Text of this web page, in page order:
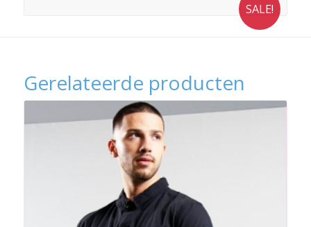
SALE!
Gerelateerde producten